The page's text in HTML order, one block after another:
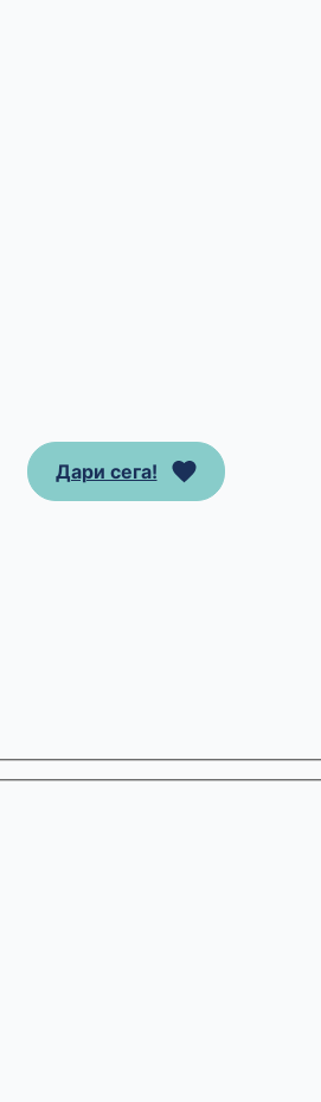
Дари сега!